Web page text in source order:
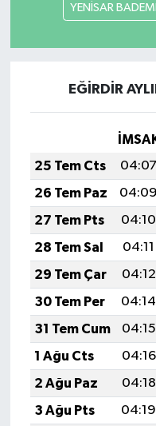
YENİSAR
EĞİRDİR
25 Tem Cts
04:07
26 Tem Paz
04:09
27 Tem Pts
04:10
28 Tem Sal
04:11
29 Tem Çar
04:12
30 Tem Per
04:14
31 Tem Cum
04:15
1 Ağu Cts
04:16
2 Ağu Paz
04:18
3 Ağu Pts
04:19